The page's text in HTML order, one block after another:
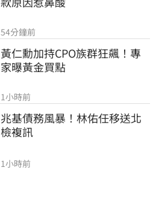
54分鐘前
黃仁勳加持CPO族群狂飆！專
家曝黃金買點
1小時前
兆基債務風暴！林佑任移送北
檢複訊
1小時前